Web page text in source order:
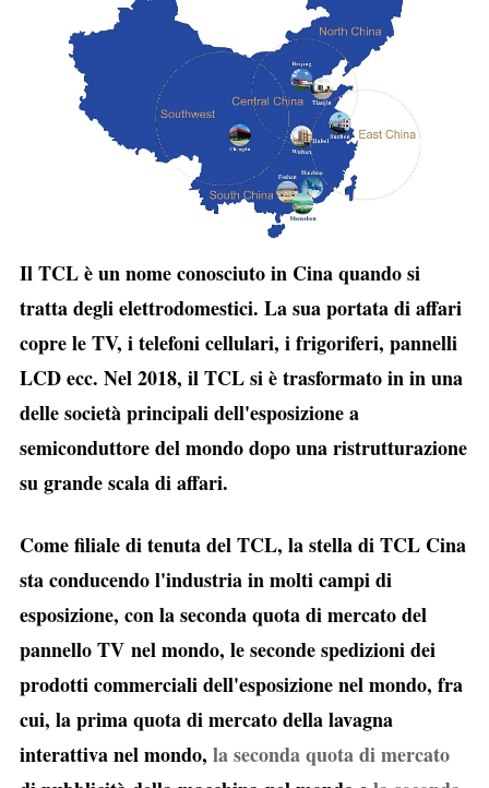
Il TCL è un nome conosciuto in Cina quando si
tratta degli elettrodomestici. La sua portata di affari
copre le TV, i telefoni cellulari, i frigoriferi, pannelli
LCD ecc. Nel 2018, il TCL si è trasformato in in una
delle società principali dell'esposizione a
semiconduttore del mondo dopo una ristrutturazione
su grande scala di affari.
Come filiale di tenuta del TCL, la stella di TCL Cina
sta conducendo l'industria in molti campi di
esposizione, con la seconda quota di mercato del
pannello TV nel mondo, le seconde spedizioni dei
prodotti commerciali dell'esposizione nel mondo, fra
cui, la prima quota di mercato della lavagna
interattiva nel mondo, la seconda quota di mercato